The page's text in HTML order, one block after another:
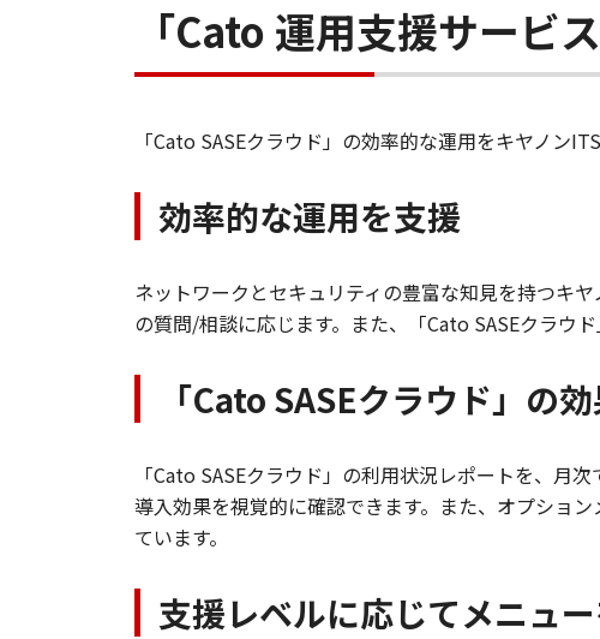
「Cato 運用支援サービ
「Cato SASEクラウド」の効率的な運用をキヤノン
効率的な運用を支援
ネットワークとセキュリティの豊富な知見を持つキ
の質問/相談に応じます。また、「Cato SASEクラウ
「Cato SASEクラウド」の
「Cato SASEクラウド」の利用状況レポートを、月
導入効果を視覚的に確認できます。また、オプショ
ています。
支援レベルに応じてメニュ